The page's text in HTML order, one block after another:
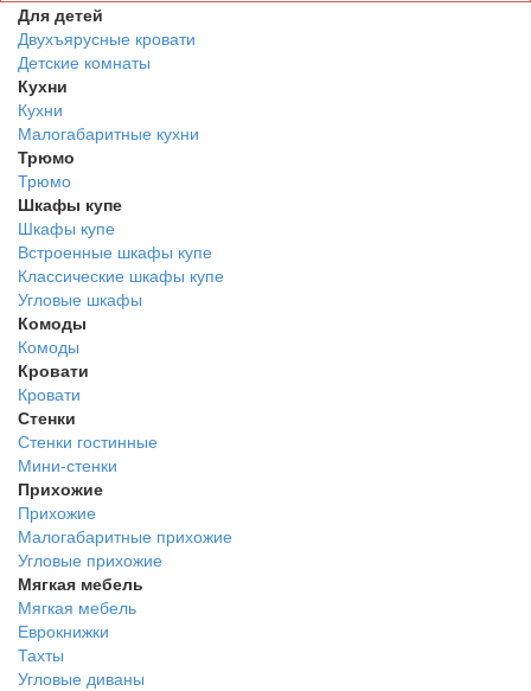
Для детей
Двухъярусные кровати
Детские комнаты
Кухни
Кухни
Малогабаритные кухни
Трюмо
Трюмо
Шкафы купе
Шкафы купе
Встроенные шкафы купе
Классические шкафы купе
Угловые шкафы
Комоды
Комоды
Кровати
Кровати
Стенки
Стенки гостинные
Мини-стенки
Прихожие
Прихожие
Малогабаритные прихожие
Угловые прихожие
Мягкая мебель
Мягкая мебель
Еврокнижки
Тахты
Угловые диваны